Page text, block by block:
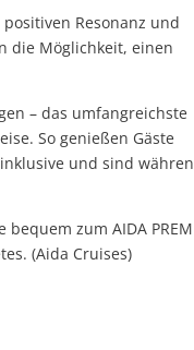
Resonanz und
die Möglichkeit, einen
– das umfangreichste
So genießen Gäste
und sind
zum AIDA
(Aida Cruises)